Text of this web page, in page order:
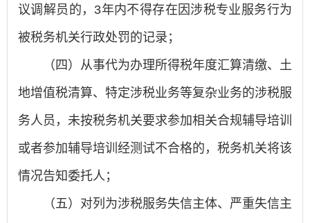
议调解员的，3年内不得存在因涉税专业服务行为
被税务机关行政处罚的记录；
（四）从事代为办理所得税年度汇算清缴、土
地增值税清算、特定涉税业务等复杂业务的涉税服
务人员，未按税务机关要求参加相关合规辅导培训
或者参加辅导培训经测试不合格的，税务机关将该
情况告知委托人；
（五）对列为涉税服务失信主体、严重失信主